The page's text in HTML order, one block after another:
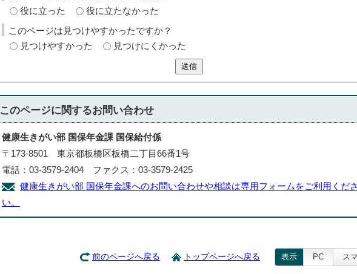
役に立った
役に立たなかった
このページは見つけやすかったですか？
見つけやすかった
見つけにくかった
送信
このページに関するお問い合わせ
健康生きがい部 国保年金課 国保給付係
〒173-8501 東京都板橋区板橋二丁目66番1号
電話：03-3579-2404 ファクス：03-3579-2425
健康生きがい部 国保年金課へのお問い合わせや相談は専用フォームをご利用くださ
い。
前のページへ戻る トップページへ戻る 表示 PC ス